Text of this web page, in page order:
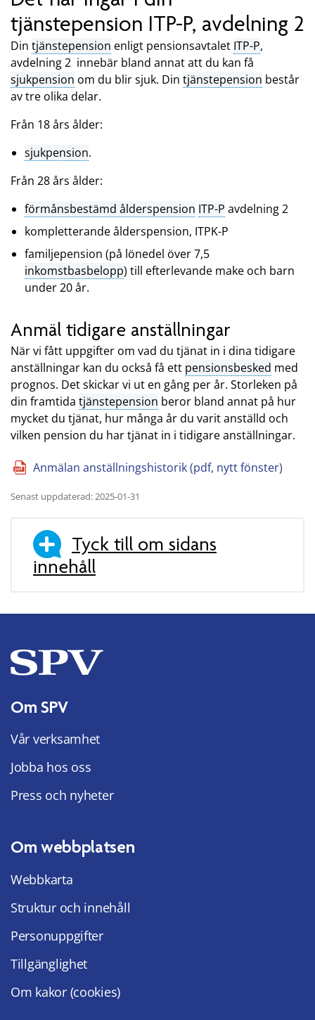
tjänstepension ITP-P, avdelning 2
Din tjänstepension enligt pensionsavtalet ITP-P,
avdelning 2 innebär bland annat att du kan få
sjukpension om du blir sjuk. Din tjänstepension består
av tre olika delar.
Från 18 års ålder:
sjukpension.
Från 28 års ålder:
förmånsbestämd ålderspension ITP-P avdelning 2
kompletterande ålderspension, ITPK-P
familjepension (på lönedel över 7,5
inkomstbasbelopp) till efterlevande make och barn
under 20 år.
Anmäl tidigare anställningar
När vi fått uppgifter om vad du tjänat in i dina tidigare
anställningar kan du också få ett pensionsbesked med
prognos. Det skickar vi ut en gång per år. Storleken på
din framtida tjänstepension beror bland annat på hur
mycket du tjänat, hur många år du varit anställd och
vilken pension du har tjänat in i tidigare anställningar.
Anmälan anställningshistorik (pdf, nytt fönster)
Senast uppdaterad: 2025-01-31
Tyck till om sidans
innehåll
Om SPV
Vår verksamhet
Jobba hos oss
Press och nyheter
Om webbplatsen
Webbkarta
Struktur och innehåll
Personuppgifter
Tillgänglighet
Om kakor (cookies)